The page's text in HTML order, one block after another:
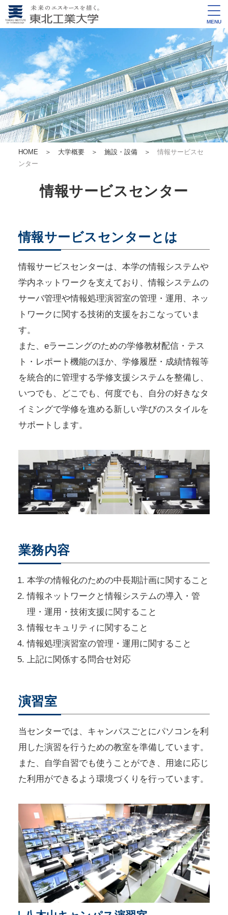
MENU
HOME ＞ 大学概要＞ 施設・設備＞ 情報サービスセ
ンター
情報サービスセンター
情報サービスセンターとは
情報サービスセンターは、本学の情報システムや
学内ネットワークを支えており、情報システムの
サーバ管理や情報処理演習室の管理・運用、ネッ
トワークに関する技術的支援をおこなっていま
す。
また、eラーニングのための学修教材配信・テス
ト・レポート機能のほか、学修履歴・成績情報等
を統合的に管理する学修支援システムを整備し、
いつでも、どこでも、何度でも、自分の好きなタ
イミングで学修を進める新しい学びのスタイルを
サポートします。
業務内容
本学の情報化のための中長期計画に関すること
情報ネットワークと情報システムの導入・管
理・運用・技術支援に関すること
情報セキュリティに関すること
情報処理演習室の管理・運用に関すること
上記に関係する問合せ対応
演習室
当センターでは、キャンパスごとにパソコンを利
用した演習を行うための教室を準備しています。
また、自学自習でも使うことができ、用途に応じ
た利用ができるよう環境づくりを行っています。